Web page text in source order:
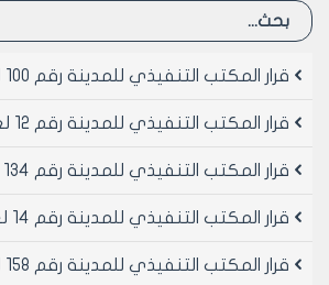
قرار المكتب التنفيذي للمدينة رقم 100 لعام 2021
قرار المكتب التنفيذي للمدينة رقم 12 لعام 2021
قرار المكتب التنفيذي للمدينة رقم 134 لعام 2021
قرار المكتب التنفيذي للمدينة رقم 14 لعام 2021
قرار المكتب التنفيذي للمدينة رقم 158 لعام 2021